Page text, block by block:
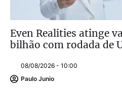
Even Realities atinge
bilhão com rodada de
08/08/2026 - 10:00
Paulo Junio